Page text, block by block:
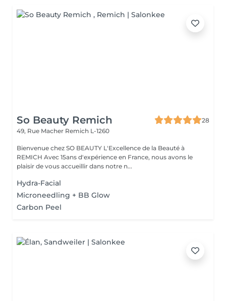
So Beauty Remich
28
49, Rue Macher Remich L-1260
Bienvenue chez SO BEAUTY L'Excellence de la Beauté à
REMICH Avec 15ans d'expérience en France, nous avons le
plaisir de vous accueillir dans notre n...
Hydra-Facial
Microneedling + BB Glow
Carbon Peel